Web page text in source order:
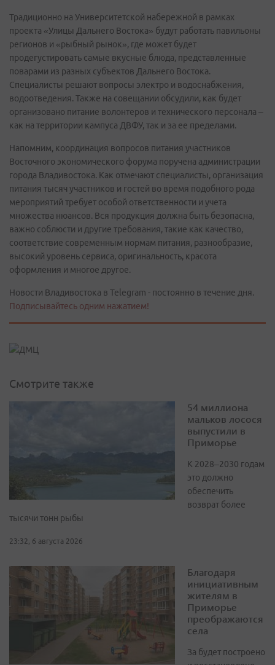
Традиционно на Университетской набережной в рамках
проекта «Улицы Дальнего Востока» будут работать павильоны
регионов и «рыбный рынок», где может будет
продегустировать самые вкусные блюда, представленные
поварами из разных субъектов Дальнего Востока.
Специалисты решают вопросы электро и водоснабжения,
водоотведения. Также на совещании обсудили, как будет
организовано питание волонтеров и технического персонала –
как на территории кампуса ДВФУ, так и за ее пределами.
Напомним, координация вопросов питания участников
Восточного экономического форума поручена администрации
города Владивостока. Как отмечают специалисты, организация
питания тысяч участников и гостей во время подобного рода
мероприятий требует особой ответственности и учета
множества нюансов. Вся продукция должна быть безопасна,
важно соблюсти и другие требования, такие как качество,
соответствие современным нормам питания, разнообразие,
высокий уровень сервиса, оригинальность, красота
оформления и многое другое.
Новости Владивостока в Telegram - постоянно в течение дня.
Подписывайтесь одним нажатием!
Смотрите также
54 миллиона
мальков лосося
выпустили в
Приморье
К 2028–2030 годам
это должно
обеспечить
возврат более
тысячи тонн рыбы
23:32, 6 августа 2026
Благодаря
инициативным
жителям в
Приморье
преображаются
села
За будет построено